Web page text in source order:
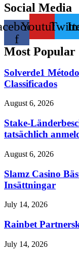
Social Media
f
Youtube
Most Popular
Solverde1
Classificados
August 6, 2026
Stake-
tatsächlich
August 6, 2026
Slamz Casino
Insättningar
July 14, 2026
Rainbet
July 14, 2026